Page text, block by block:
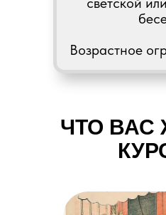
Возрастное
ЧТО ВАС